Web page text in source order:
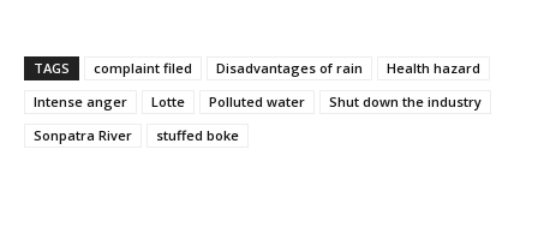
TAGS complaint filed Disadvantages of rain
Health hazard
Intense anger
Lotte Polluted water
Shut down the industry
Sonpatra River
stuffed boke